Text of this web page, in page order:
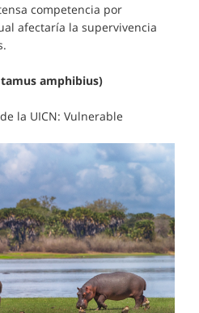
competencia por
afectaría la supervivencia
amphibius)
la UICN: Vulnerable